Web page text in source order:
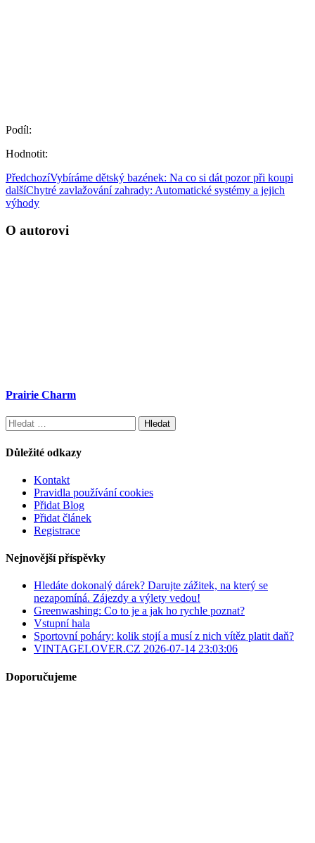
Podíl:
Hodnotit:
PředchozíVybíráme dětský bazének: Na co si dát pozor při koupi
dalšíChytré zavlažování zahrady: Automatické systémy a jejich
výhody
O autorovi
Prairie Charm
Vyhledávání
Důležité odkazy
Kontakt
Pravidla používání cookies
Přidat Blog
Přidat článek
Registrace
Nejnovější příspěvky
Hledáte dokonalý dárek? Darujte zážitek, na který se
nezapomíná. Zájezdy a výlety vedou!
Greenwashing: Co to je a jak ho rychle poznat?
Vstupní hala
Sportovní poháry: kolik stojí a musí z nich vítěz platit daň?
VINTAGELOVER.CZ 2026-07-14 23:03:06
Doporučujeme